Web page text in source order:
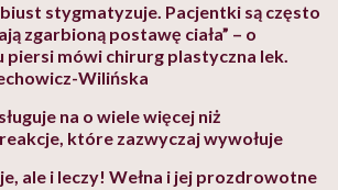
stygmatyzuje. Pacjentki są często
zgarbioną postawę ciała” – o
piersi mówi chirurg plastyczna lek.
Wilińska
na o wiele więcej niż
które zazwyczaj wywołuje
ale i leczy! Wełna i jej prozdrowotne